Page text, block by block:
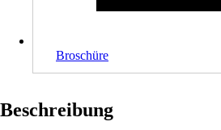
Broschüre
Beschreibung